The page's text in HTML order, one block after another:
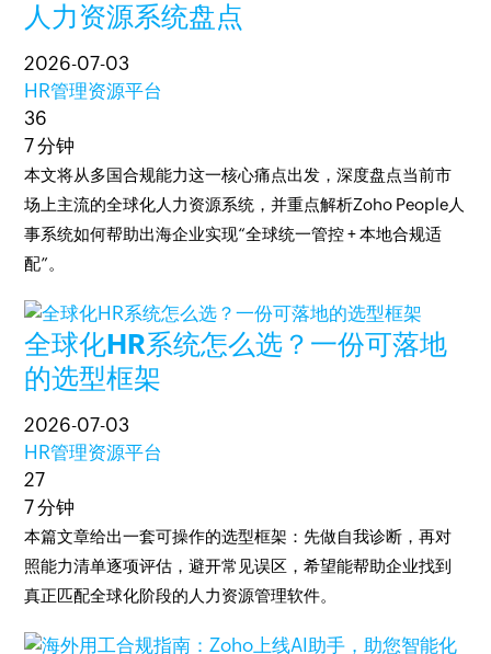
人力资源系统盘点
2026-07-03
HR管理资源平台
36
7 分钟
本文将从多国合规能力这一核心痛点出发，深度盘点当前市
场上主流的全球化人力资源系统，并重点解析Zoho People人
事系统如何帮助出海企业实现“全球统一管控 + 本地合规适
配”。
全球化HR系统怎么选？一份可落地
的选型框架
2026-07-03
HR管理资源平台
27
7 分钟
本篇文章给出一套可操作的选型框架：先做自我诊断，再对
照能力清单逐项评估，避开常见误区，希望能帮助企业找到
真正匹配全球化阶段的人力资源管理软件。